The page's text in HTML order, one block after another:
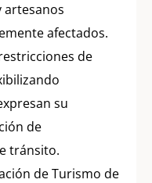
artesanos
afectados.
de
su
de
tránsito.
de Turismo de